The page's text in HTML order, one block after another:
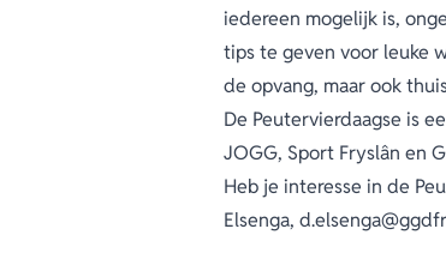
iedereen mogelijk is,
tips te geven voor leuke
de opvang, maar ook
De Peutervierdaagse is
JOGG, Sport Fryslân en
Heb je interesse in de
Elsenga,